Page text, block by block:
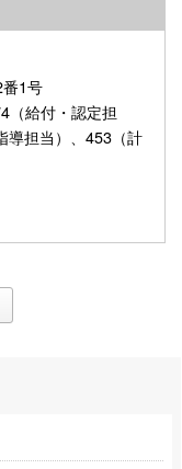
1号
（給付・認定担
導担当）、453（計